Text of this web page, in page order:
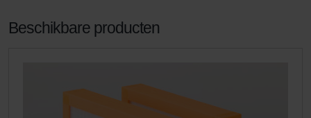
Beschikbare producten